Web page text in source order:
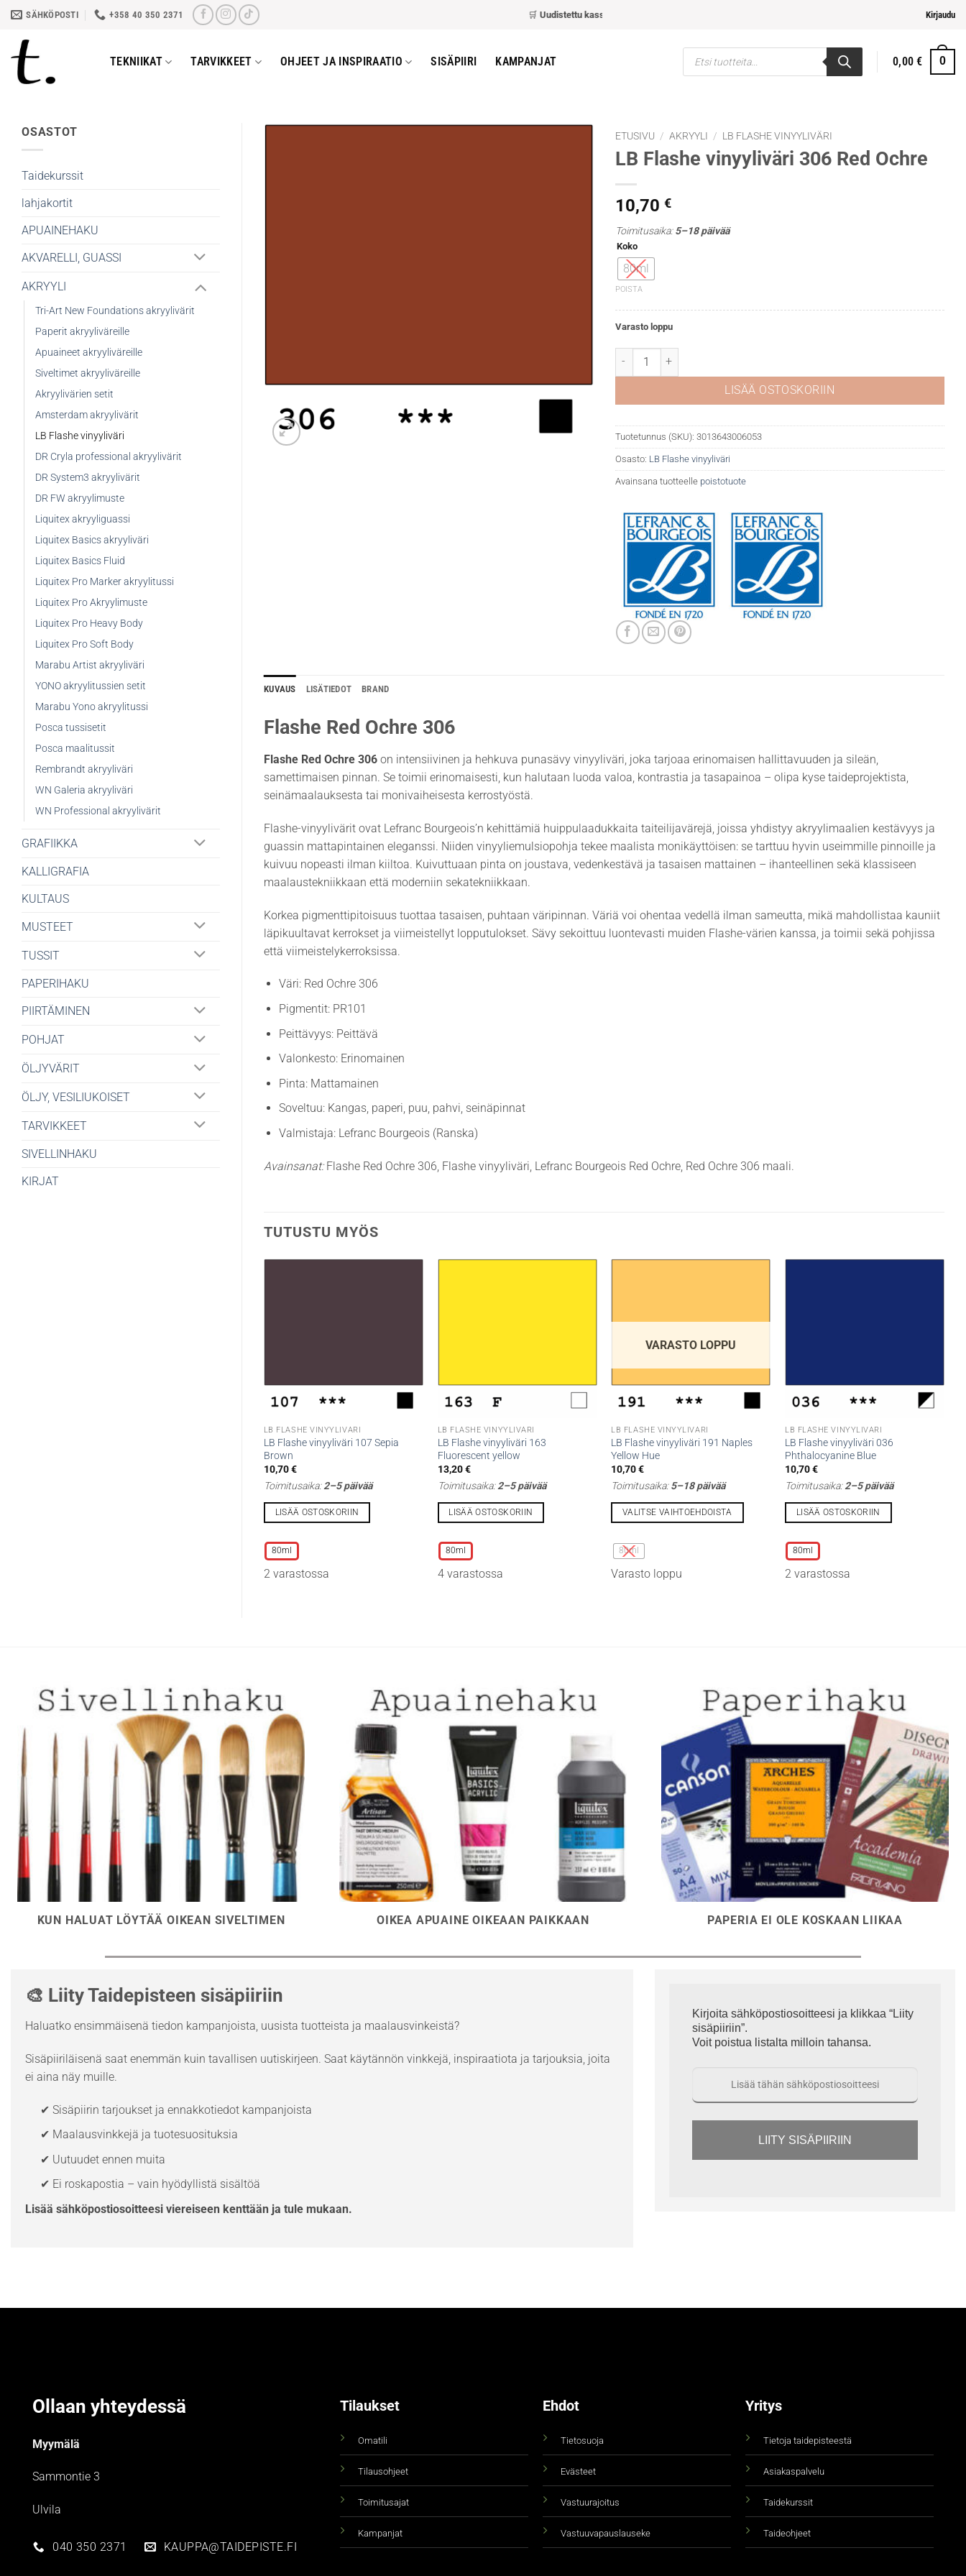
Skip
content
SÄHKÖPOSTI +358 40 350 2371 Uudistettu kassa– nopeampi ja helpompi maksaminen Kirjaudu
TEKNIIKAT TARVIKKEET OHJEET JA INSPIRAATIO SISÄPIIRI KAMPANJAT
Products
search
0,00€ 0
OSASTOT
Taidekurssit
lahjakortit
APUAINEHAKU
AKVARELLI, GUASSI
AKRYYLI
Tri-Art New Foundations akryylivärit
Paperit akryyliväreille
Apuaineet akryyliväreille
Siveltimet akryyliväreille
Akryylivärien setit
Amsterdam akryylivärit
LB Flashe vinyyliväri
DR Cryla professional akryylivärit
DR System3 akryylivärit
DR FW akryylimuste
Liquitex akryyliguassi
Liquitex Basics akryyliväri
Liquitex Basics Fluid
Liquitex Pro Marker akryylitussi
Liquitex Pro Akryylimuste
Liquitex Pro Heavy Body
Liquitex Pro Soft Body
Marabu Artist akryyliväri
YONO akryylitussien setit
Marabu Yono akryylitussi
Posca tussisetit
Posca maalitussit
Rembrandt akryyliväri
WN Galeria akryyliväri
WN Professional akryylivärit
GRAFIIKKA
KALLIGRAFIA
KULTAUS
MUSTEET
TUSSIT
PAPERIHAKU
PIIRTÄMINEN
POHJAT
ÖLJYVÄRIT
ÖLJY, VESILIUKOISET
TARVIKKEET
SIVELLINHAKU
KIRJAT
ETUSIVU / AKRYYLI / LB FLASHE VINYYLIVÄRI
LB Flashe vinyyliväri 306 Red Ochre
10,70 €
Toimitusaika:5–18 päivää
Koko
80ml
POISTA
Varasto loppu
LB Flashe vinyyliväri 306 Red Ochre määrä
LISÄÄ OSTOSKORIIN
Tuotetunnus (SKU): 3013643006053
Osasto: LB Flashe vinyyliväri
Avainsana tuotteelle poistotuote
KUVAUS LISÄTIEDOT BRAND
Flashe Red Ochre 306
Flashe Red Ochre 306 on intensiivinen ja hehkuva punasävy vinyyliväri, joka tarjoaa erinomaisen hallittavuuden ja sileän,
samettimaisen pinnan. Se toimii erinomaisesti, kun halutaan luoda valoa, kontrastia ja tasapainoa – olipa kyse taideprojektista,
seinämaalauksesta tai monivaiheisesta kerrostyöstä.
Flashe-vinyylivärit ovat Lefranc Bourgeois’n kehittämiä huippulaadukkaita taiteilijavärejä, joissa yhdistyy akryylimaalien kestävyys ja
guassin mattapintainen eleganssi. Niiden vinyyliemulsiopohja tekee maalista monikäyttöisen: se tarttuu hyvin useimmille pinnoille ja
kuivuu nopeasti ilman kiiltoa. Kuivuttuaan pinta on joustava, vedenkestävä ja tasaisen mattainen – ihanteellinen sekä klassiseen
maalaustekniikkaan että moderniin sekatekniikkaan.
Korkea pigmenttipitoisuus tuottaa tasaisen, puhtaan väripinnan. Väriä voi ohentaa vedellä ilman sameutta, mikä mahdollistaa kauniit
läpikuultavat kerrokset ja viimeistellyt lopputulokset. Sävy sekoittuu luontevasti muiden Flashe-värien kanssa, ja toimii sekä pohjissa
että viimeistelykerroksissa.
Väri: Red Ochre 306
Pigmentit: PR101
Peittävyys: Peittävä
Valonkesto: Erinomainen
Pinta: Mattamainen
Soveltuu: Kangas, paperi, puu, pahvi, seinäpinnat
Valmistaja: Lefranc Bourgeois (Ranska)
Avainsanat:Flashe Red Ochre 306, Flashe vinyyliväri, Lefranc Bourgeois Red Ochre, Red Ochre 306 maali.
TUTUSTU MYÖS
LB FLASHE VINYYLIVÄRI
LB Flashe vinyyliväri 107 Sepia
Brown
10,70€
Toimitusaika:2–5 päivää
LISÄÄ OSTOSKORIIN
tuotteella
on
useampi
80ml
2 varastossa
LB FLASHE VINYYLIVÄRI
LB Flashe vinyyliväri 163
Fluorescent yellow
13,20€
Toimitusaika:2–5 päivää
LISÄÄ OSTOSKORIIN
tuotteella
on
useampi
80ml
4 varastossa
VARASTO LOPPU
LB FLASHE VINYYLIVÄRI
LB Flashe vinyyliväri 191 Naples
Yellow Hue
10,70€
Toimitusaika:5–18 päivää
VALITSE VAIHTOEHDOISTA
tuotteella
useampi
80ml
Varasto loppu
LB FLASHE VINYYLIVÄRI
LB Flashe vinyyliväri 036
Phthalocyanine Blue
10,70€
Toimitusaika:2–5 päivää
LISÄÄ OSTOSKORIIN
tuotteella
on
useampi
80ml
2 varastossa
KUN HALUAT LÖYTÄÄ OIKEAN SIVELTIMEN OIKEA APUAINE OIKEAAN PAIKKAAN PAPERIA EI OLE KOSKAAN LIIKAA
🎨 Liity Taidepisteen sisäpiiriin
Haluatko ensimmäisenä tiedon kampanjoista, uusista tuotteista ja maalausvinkeistä?
Sisäpiiriläisenä saat enemmän kuin tavallisen uutiskirjeen. Saat käytännön vinkkejä, inspiraatiota ja tarjouksia, joita
ei aina näy muille.
✔ Sisäpiirin tarjoukset ja ennakkotiedot kampanjoista
✔ Maalausvinkkejä ja tuotesuosituksia
✔ Uutuudet ennen muita
✔ Ei roskapostia – vain hyödyllistä sisältöä
Lisää sähköpostiosoitteesi viereiseen kenttään ja tule mukaan.
Kirjoita sähköpostiosoitteesi ja klikkaa “Liity
sisäpiiriin”.
Voit poistua listalta milloin tahansa.
LIITY SISÄPIIRIIN
Ollaan yhteydessä
Myymälä
Sammontie 3
Ulvila
040 350 2371 KAUPPA@TAIDEPISTE.FI
Tilaukset
Omatili
Tilausohjeet
Toimitusajat
Kampanjat
Ehdot
Tietosuoja
Evästeet
Vastuurajoitus
Vastuuvapauslauseke
Yritys
Tietoja taidepisteestä
Asiakaspalvelu
Taidekurssit
Taideohjeet